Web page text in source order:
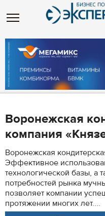
Воронежская
компания
Воронежская
Эффективное
технологической базы, а
потребностей рынка
позволяет компании
протяжении многих лет....